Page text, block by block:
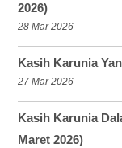
2026)
28 Mar 2026
Kasih Karunia
27 Mar 2026
Kasih Karunia
Maret 2026)